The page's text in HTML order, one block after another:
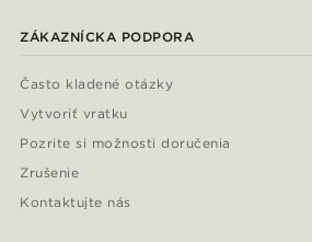
ZÁKAZNÍCKA PODPORA
Často kladené otázky
Vytvoriť vratku
Pozrite si možnosti doručenia
Zrušenie
Kontaktujte nás